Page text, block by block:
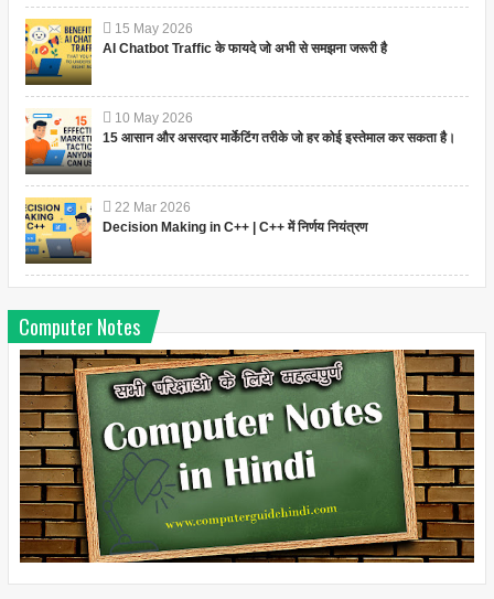
15 May 2026
AI Chatbot Traffic के फायदे जो अभी से समझना जरूरी है
10 May 2026
15 आसान और असरदार मार्केटिंग तरीके जो हर कोई इस्तेमाल कर सकता है।
22 Mar 2026
Decision Making in C++ | C++ में निर्णय नियंत्रण
Computer Notes